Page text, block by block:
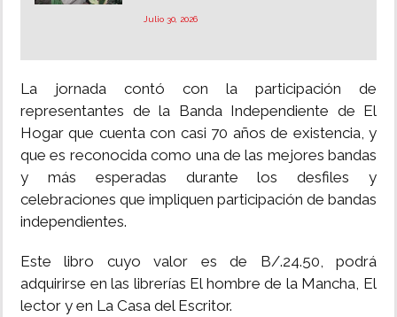
Julio 30, 2026
La jornada contó con la participación de
representantes de la Banda Independiente de El
Hogar que cuenta con casi 70 años de existencia, y
que es reconocida como una de las mejores bandas
y más esperadas durante los desfiles y
celebraciones que impliquen participación de bandas
independientes.
Este libro cuyo valor es de B/.24.50, podrá
adquirirse en las librerías El hombre de la Mancha, El
lector y en La Casa del Escritor.